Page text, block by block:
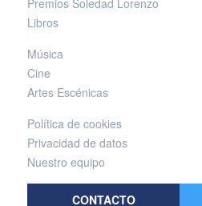
Premios Soledad Lorenzo
Libros
Música
Cine
Artes Escénicas
Política de cookies
Privacidad de datos
Nuestro equipo
CONTACTO